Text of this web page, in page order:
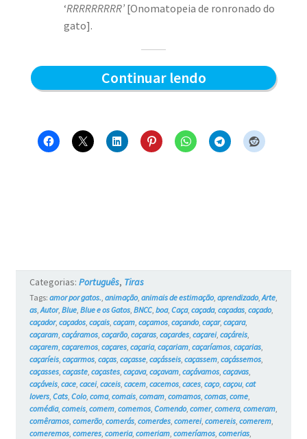
‘RRRRRRRRR’[Onomatopeia de ronronado do
gato].
Continuar lendoPreparado
caçada?
Gatos
#6
Categorias: Português, Tiras
Tags: amor por gatos. animação, animais de estimação, aprendizado, Arte,
as, Autor, Blue, Blue e os Gatos, BNCC, boa, Caça, caçada, caçadas, caçado,
caçador, caçados, caçais, caçam, caçamos, caçando, caçar, caçara,
caçaram, caçáramos, caçarão, caçaras, caçardes, caçarei, caçáreis,
caçarem, caçaremos, caçares, caçaria, caçariam, caçaríamos, caçarias,
caçaríeis, caçarmos, caças, caçasse, caçásseis, caçassem, caçássemos,
caçasses, caçaste, caçastes, caçava, caçavam, caçávamos, caçavas,
caçáveis, cace, cacei, caceis, cacem, cacemos, caces, caço, caçou, cat
lovers, Cats, Colo, coma, comais, comam, comamos, comas, come,
comédia, comeis, comem, comemos, Comendo, comer, comera, comeram,
comêramos, comerão, comerás, comerdes, comerei, comereis, comerem,
comeremos, comeres, comeria, comeriam, comeríamos, comerias,